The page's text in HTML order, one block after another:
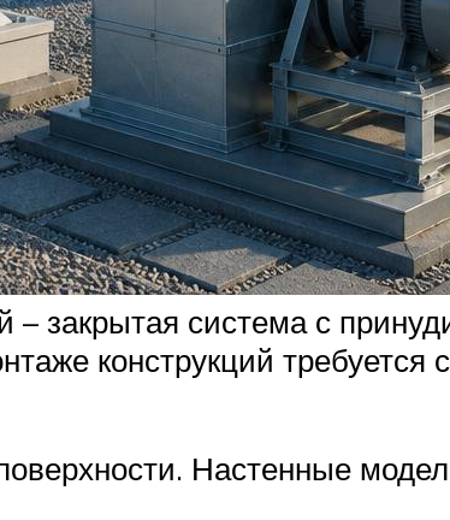
– закрытая система с
конструкций требуется
Настенные